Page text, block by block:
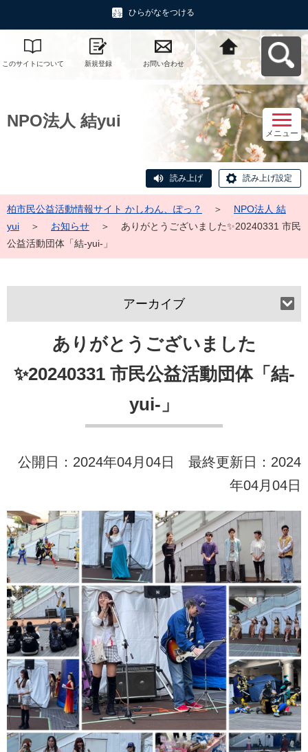
ひらがなをつける
このサイトについて 新規登録 お問い合わせ
柏市民公益活動情報
サイト かしわん、ぽ
っ？へ戻る
NPO法人 結yui
メニュー
読み上げ 読み上げ設定
柏市民公益活動情報サイト かしわん、ぽっ？ ＞
NPO法人 結
yui
＞ お知らせ ＞
ありがとうございました✨️20240331 市民
公益活動団体「結-yui-」
ありがとうございました
✨️20240331 市民公益活動団体「結-
yui-」
公開日：2024年04月04日 最終更新日：2024
年04月04日
アーカイブ